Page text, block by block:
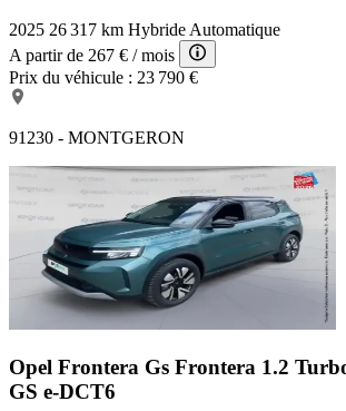
2025 26 317 km Hybride Automatique
A partir de 267 € / mois
Prix du véhicule : 23 790 €
91230 - MONTGERON
Opel Frontera Gs Frontera 1.2
GS e-DCT6